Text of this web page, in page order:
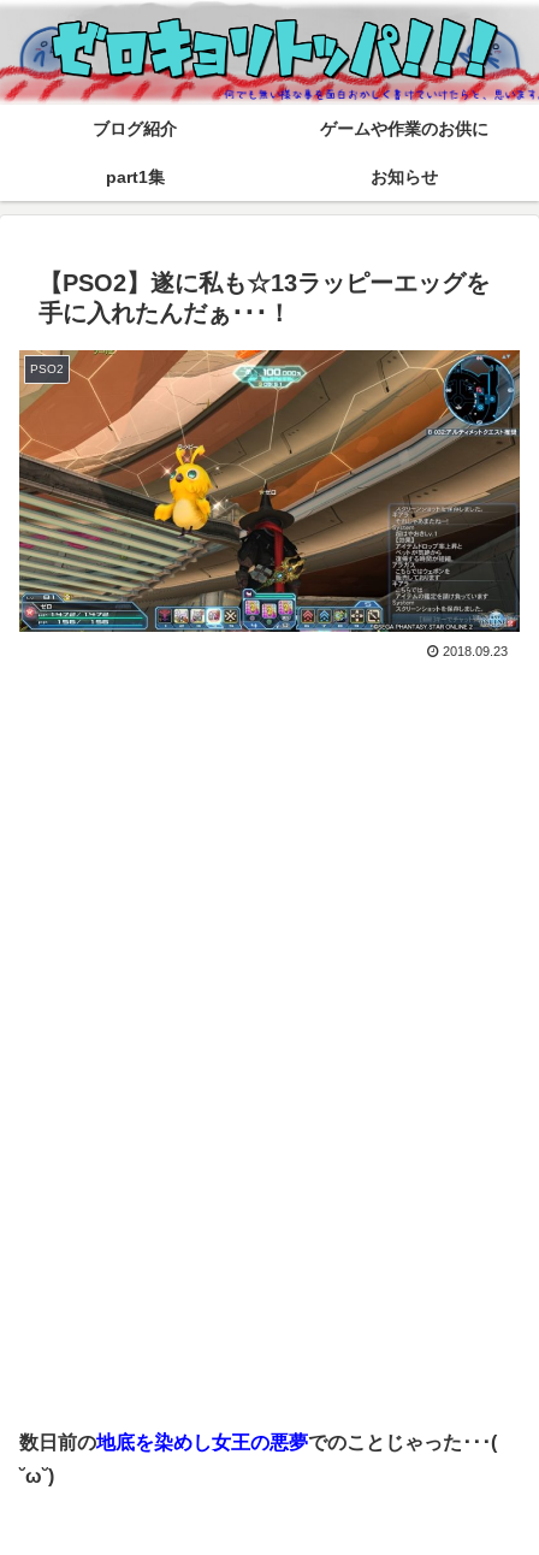
ブログ紹介 ゲームや作業のお供に
part1集 お知らせ
【PSO2】遂に私も☆13ラッピーエッグを
手に入れたんだぁ･･･！
PSO2
2018.09.23
数日前の地底を染めし女王の悪夢でのことじゃった･･･(
˘ω˘)